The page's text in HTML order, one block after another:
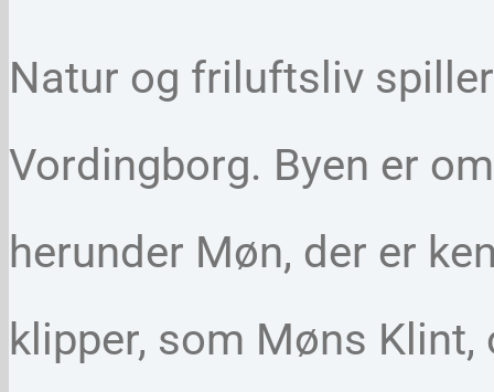
Natur og friluftsliv
Vordingborg. Byen er
herunder Møn, der er
klipper, som Møns